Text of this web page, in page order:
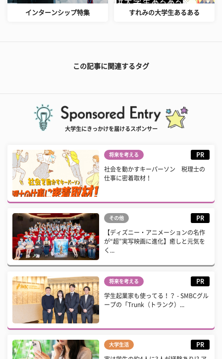
インターンシップ特集 すれみの大学生あるある
この記事に関連するタグ
大学生にきっかけを届けるスポンサー
将来を考える PR
社会を動かすキーパーソン 税理士の
仕事に密着取材！
その他 PR
【ディズニー・アニメーションの名作
が“超”実写映画に進化】癒しと元気を
く...
将来を考える PR
学生起業家も使ってる！？ - SMBCグル
ープの「Trunk（トランク）...
大学生活 PR